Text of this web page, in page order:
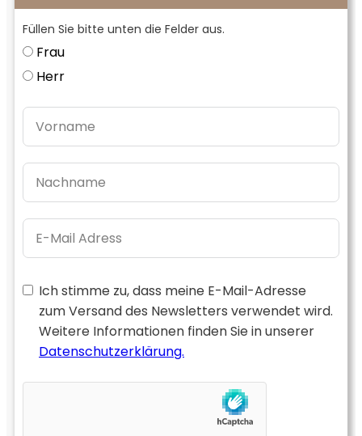
Füllen Sie bitte unten die Felder aus.
Frau
Herr
Ich stimme zu, dass meine E-Mail-Adresse
zum Versand des Newsletters verwendet wird.
Weitere Informationen finden Sie in unserer
Datenschutzerklärung.